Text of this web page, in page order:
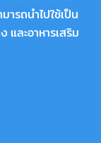
รถนำไปใช้เป็น
ละอาหารเสริม